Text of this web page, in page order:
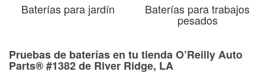
Baterías para jardín Baterías para trabajos
pesados
Pruebas de baterías en tu tienda O’Reilly Auto
Parts® #1382 de River Ridge, LA